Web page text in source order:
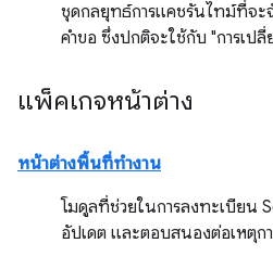
ชุดกลยุทธ์การแคชรันไทม์ที่จะ
คำขอ ซึ่งปกติจะใช้กับ "การเป
แพ็คเกจหน้าต่าง
หน้าต่างพื้นที่ทำงาน
โมดูลที่ช่วยในการลงทะเบียน
อัปเดต และตอบสนองต่อเหตุก